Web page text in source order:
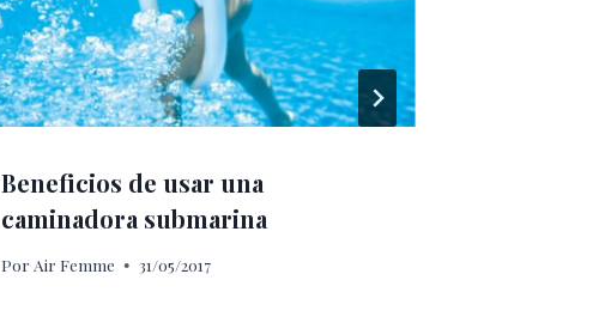
Beneficios de usar una
caminadora submarina
Por Air Femme 31/05/2017